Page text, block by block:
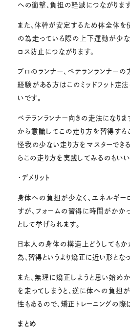
への衝撃、負担の軽減につながります
また、体幹が安定するため体全体を
の為走っている際の上下運動が少な
ロス防止につながります。
プロのランナー、ベテランランナー
経験がある方はこのミッドフット走
いです。
ベテランランナー向きの走法になり
から意識してこの走り方を習得する
怪我の少ない走り方をマスターでき
らこの走り方を実践してみるのもい
・デメリット
身体への負担が少なく、エネルギー
すが、フォームの習得に時間がかか
として挙げられます。
日本人の身体の構造上どうしてもか
為、習得というより矯正に近い形とな
また、無理に矯正しようと思い始め
を走ってしまうと、逆に体への負担
性もあるので、矯正トレーニングの際
まとめ